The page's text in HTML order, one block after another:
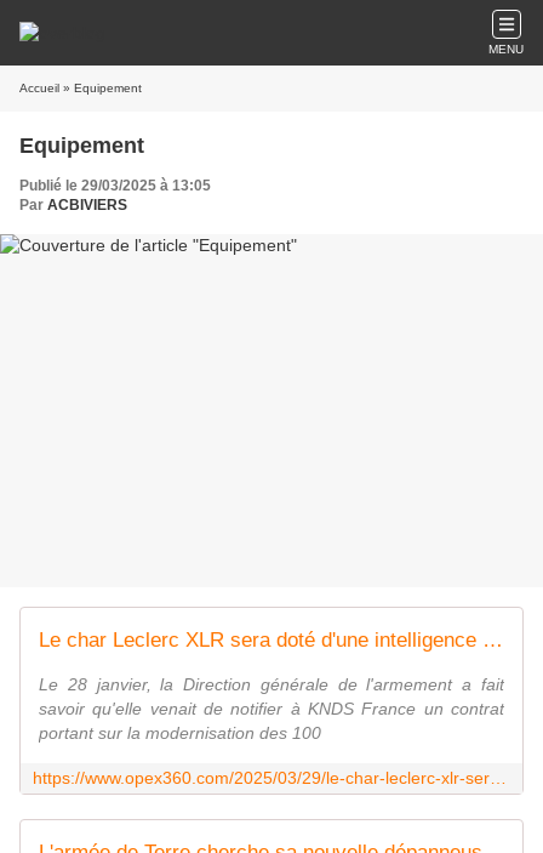
MENU
Accueil » Equipement
Equipement
Publié le 29/03/2025 à 13:05
Par ACBIVIERS
Le char Leclerc XLR sera doté d'une intelligence artificielle pour détecter et identifier les cibles - Zone Militaire
Le 28 janvier, la Direction générale de l'armement a fait
savoir qu'elle venait de notifier à KNDS France un contrat
portant sur la modernisation des 100